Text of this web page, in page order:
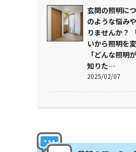
玄関の照明に
のような悩み
りませんか？
いから照明を
「どんな照明
知りた…
2025/02/07